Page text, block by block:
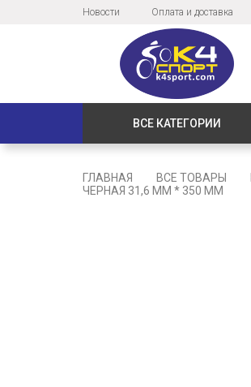
Новости Оплата и доставка
ВСЕ КАТЕГОРИИ
ГЛАВНАЯ ВСЕ ТОВАРЫ
ЧЕРНАЯ 31,6 ММ * 350 ММ